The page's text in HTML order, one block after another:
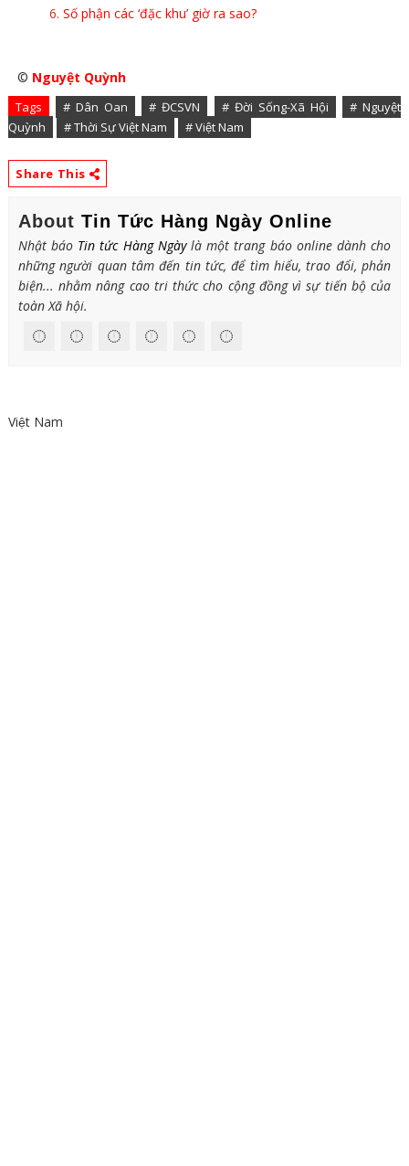
Số phận các ‘đặc khu’ giờ ra sao?
© Nguyệt Quỳnh
Tags # Dân Oan # ĐCSVN # Đời Sống-Xã Hội
# Nguyệt
Quỳnh
# Thời Sự Việt Nam # Việt Nam
Share This
About Tin Tức Hàng Ngày Online
Nhật báo Tin tức Hàng Ngàylà một trang báo online dành cho
những người quan tâm đến tin tức, để tìm hiểu, trao đổi, phản
biện... nhằm nâng cao tri thức cho cộng đồng vì sự tiến bộ của
toàn Xã hội.
Việt Nam